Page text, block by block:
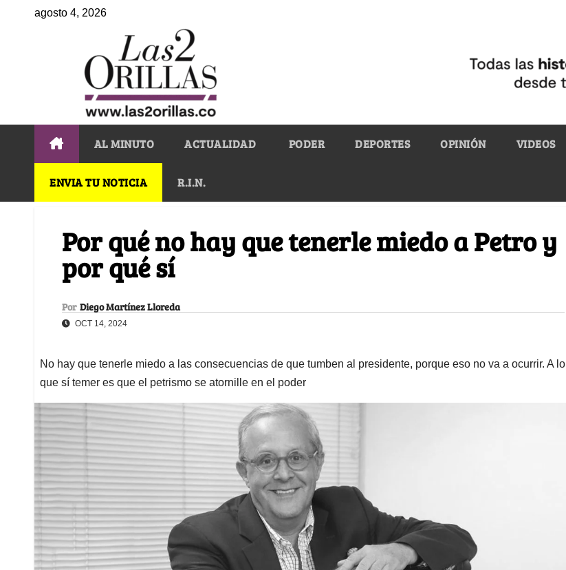
agosto 4, 2026
AL MINUTO ACTUALIDAD PODER DEPORTES OPINIÓN VIDEOS
ENVIA TU NOTICIA R.I.N.
Por qué no hay que tenerle miedo a Petro y
por qué sí
Por Diego Martínez Lloreda
OCT 14, 2024
No hay que tenerle miedo a las consecuencias de que tumben al presidente, porque eso no va a ocurrir. A lo
que sí temer es que el petrismo se atornille en el poder